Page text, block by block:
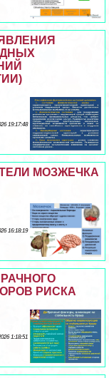
19:17:48
МОЗЖЕЧКА
16:18:19
РИСКА
1:18:51